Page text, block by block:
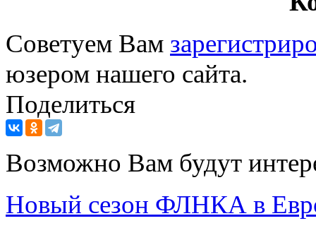
Советуем Вам
юзером нашего сайта.
Поделиться
Возможно Вам будут
Новый сезон ФЛНКА в